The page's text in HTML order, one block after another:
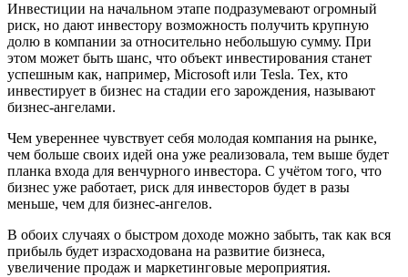
Инвестиции на начальном этапе подразумевают огромный
риск, но дают инвестору возможность получить крупную
долю в компании за относительно небольшую сумму. При
этом может быть шанс, что объект инвестирования станет
успешным как, например, Microsoft или Tesla. Тех, кто
инвестирует в бизнес на стадии его зарождения, называют
бизнес-ангелами.
Чем увереннее чувствует себя молодая компания на рынке,
чем больше своих идей она уже реализовала, тем выше будет
планка входа для венчурного инвестора. С учётом того, что
бизнес уже работает, риск для инвесторов будет в разы
меньше, чем для бизнес-ангелов.
В обоих случаях о быстром доходе можно забыть, так как вся
прибыль будет израсходована на развитие бизнеса,
увеличение продаж и маркетинговые мероприятия.